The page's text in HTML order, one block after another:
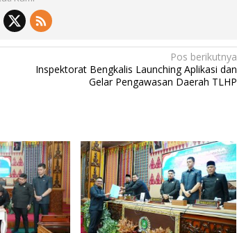
Pos berikutnya
Inspektorat Bengkalis Launching Aplikasi dan
Gelar Pengawasan Daerah TLHP